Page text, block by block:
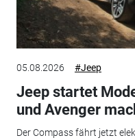
05.08.2026 #Jeep
Jeep startet
und Avenger
Der Compass fährt jetzt